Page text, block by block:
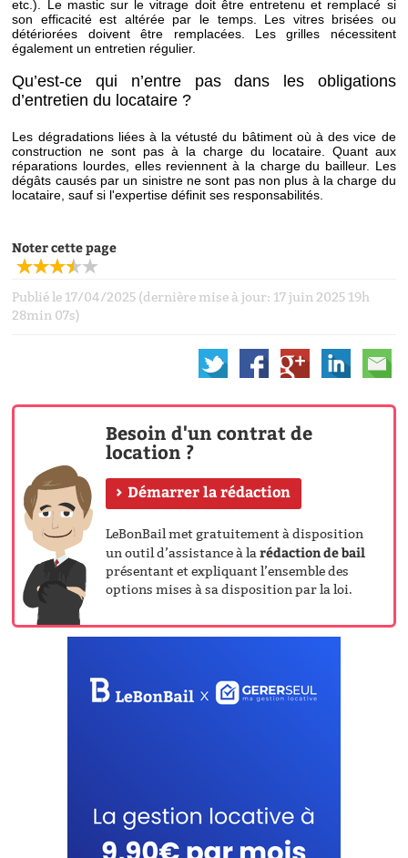
etc.). Le mastic sur le vitrage doit être entretenu et remplacé si
son efficacité est altérée par le temps. Les vitres brisées ou
détériorées doivent être remplacées. Les grilles nécessitent
également un entretien régulier.
Qu’est-ce qui n’entre pas dans les obligations
d’entretien du locataire ?
Les dégradations liées à la vétusté du bâtiment où à des vice de
construction ne sont pas à la charge du locataire. Quant aux
réparations lourdes, elles reviennent à la charge du bailleur. Les
dégâts causés par un sinistre ne sont pas non plus à la charge du
locataire, sauf si l'expertise définit ses responsabilités.
Noter cette page
Publié le 17/04/2025 (dernière mise à jour: 17 juin 2025 19h
28min 07s)
Besoin d'un contrat de
location ?
Démarrer la rédaction
LeBonBail met gratuitement à disposition
un outil d’assistance à larédaction de bail
présentant et expliquant l’ensemble des
options mises à sa disposition par la loi.